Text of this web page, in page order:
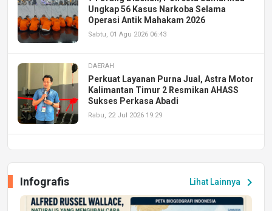
Ungkap 56 Kasus Narkoba Selama
Operasi Antik Mahakam 2026
Sabtu, 01 Agu 2026 06:43
DAERAH
Perkuat Layanan Purna Jual, Astra Motor
Kalimantan Timur 2 Resmikan AHASS
Sukses Perkasa Abadi
Rabu, 22 Jul 2026 19:29
Peluang Kerja dan Magang
Jumat, 17 Jul 2026 22:30
Lihat Lainnya chevron_right
Infografis